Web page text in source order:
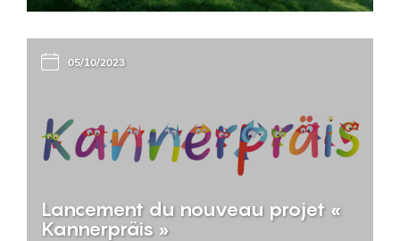
05/10/2023
Lancement du nouveau projet «
Kannerpräis »